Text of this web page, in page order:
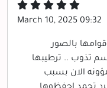
March 10, 2025 09:32
بالصور
تذوب .. ترطيبها
الان بسبب